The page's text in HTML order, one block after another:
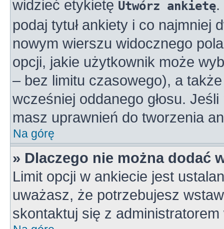
widzieć etykietę Utwórz ankietę.
podaj tytuł ankiety i co najmniej
nowym wierszu widocznego
opcji, jakie użytkownik może
– bez limitu czasowego), a
wcześniej oddanego głosu.
masz uprawnień do tworzenia
Na górę
» Dlaczego nie można dodać
Limit opcji w ankiecie jest
uważasz, że potrzebujesz
skontaktuj się z administratorem